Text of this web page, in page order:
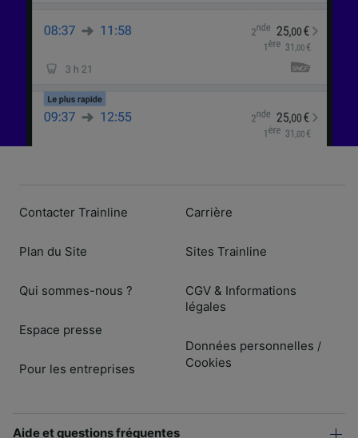
Contacter Trainline
Plan du Site
Qui sommes-nous ?
Espace presse
Pour les entreprises
Carrière
Sites Trainline
CGV & Informations
légales
Données personnelles /
Cookies
Aide et questions fréquentes